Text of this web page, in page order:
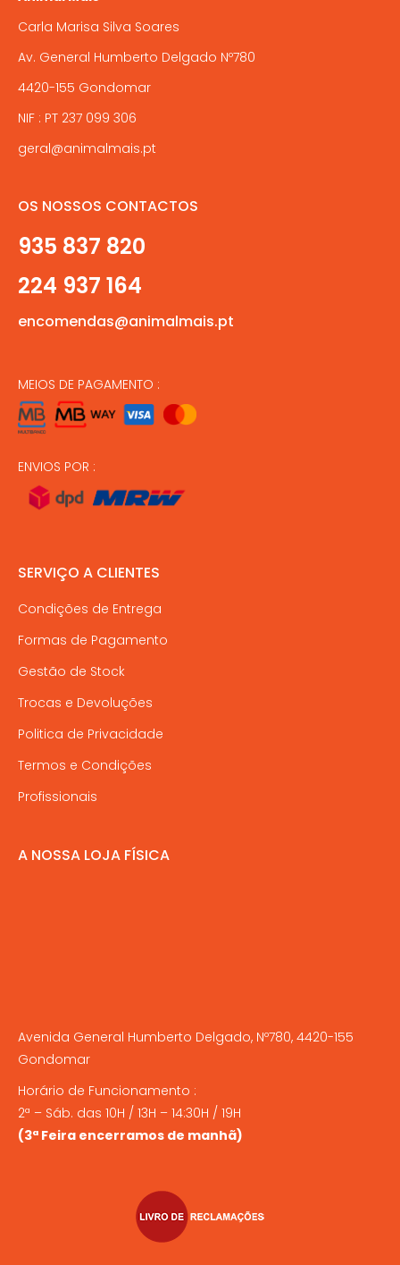
Carla Marisa Silva Soares
Av. General Humberto Delgado Nº780
4420-155 Gondomar
NIF : PT 237 099 306
geral@animalmais.pt
OS NOSSOS CONTACTOS
935 837 820
224 937 164
encomendas@animalmais.pt
MEIOS DE PAGAMENTO :
ENVIOS POR :
SERVIÇO A CLIENTES
Condições de Entrega
Formas de Pagamento
Gestão de Stock
Trocas e Devoluções
Politica de Privacidade
Termos e Condições
Profissionais
A NOSSA LOJA FÍSICA
Avenida General Humberto Delgado, Nº780, 4420-155
Gondomar
Horário de Funcionamento :
2ª – Sáb. das 10H / 13H – 14:30H / 19H
(3ª Feira encerramos de manhã)